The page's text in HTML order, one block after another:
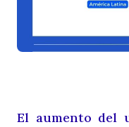
El aumento del